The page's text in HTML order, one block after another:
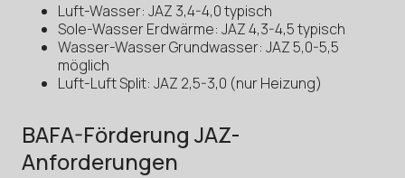
Luft-Wasser: JAZ 3,4-4,0 typisch
Sole-Wasser Erdwärme: JAZ 4,3-4,5 typisch
Wasser-Wasser Grundwasser: JAZ 5,0-5,5
möglich
Luft-Luft Split: JAZ 2,5-3,0 (nur Heizung)
BAFA-Förderung JAZ-
Anforderungen